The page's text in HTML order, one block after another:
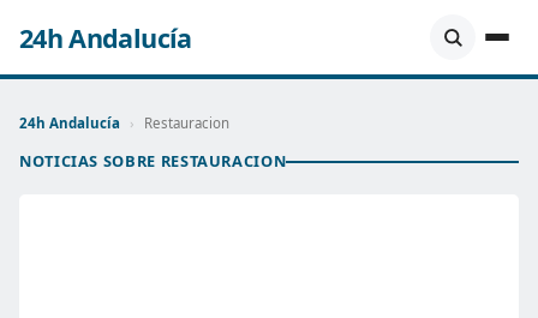
24h Andalucía
24h Andalucía › Restauracion
NOTICIAS SOBRE RESTAURACION